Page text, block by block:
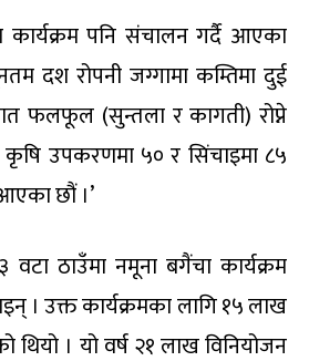
कार्यक्रम पनि संचालन गर्दै आएका
दश रोपनी जग्गामा कम्तिमा दुई
फलफूल (सुन्तला र कागती) रोप्ने
उपकरणमा ५० र सिंचाइमा ८५
छौं ।’
वटा ठाउँमा नमूना बगैंचा कार्यक्रम
। उक्त कार्यक्रमका लागि १५ लाख
। यो वर्ष २१ लाख विनियोजन